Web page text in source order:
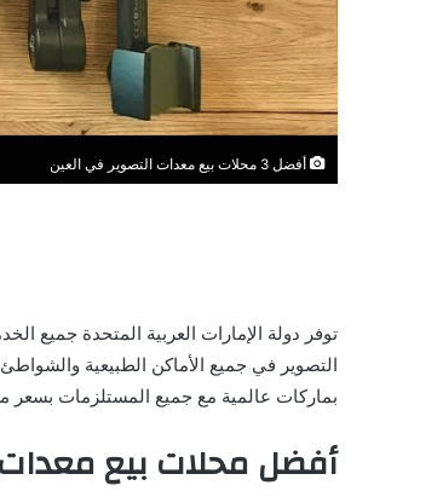
أفضل 3 محلات بيع معدات التصوير في العين
توفر دولة الإمارات العربية المتحدة جميع
التصوير في جميع الأماكن الطبيعية
بماركات عالمية مع جميع المستلزمات
أفضل محلات بيع